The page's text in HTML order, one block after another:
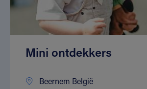
Mini ontdekkers
Beernem België